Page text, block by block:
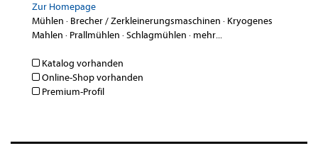
Zur Homepage
Mühlen · Brecher / Zerkleinerungsmaschinen · Kryogenes
Mahlen · Prallmühlen ·Schlagmühlen · mehr...
Katalog vorhanden
Online-Shop vorhanden
Premium-Profil